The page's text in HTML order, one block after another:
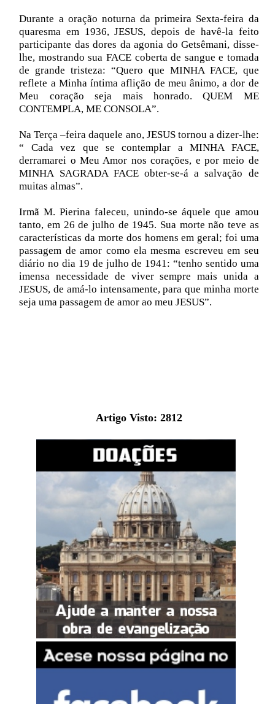
Durante a oração noturna da primeira Sexta-feira da
quaresma em 1936, JESUS, depois de havê-la feito
participante das dores da agonia do Getsêmani, disse-
lhe, mostrando sua FACE coberta de sangue e tomada
de grande tristeza: “Quero que MINHA FACE, que
reflete a Minha íntima aflição de meu ânimo, a dor de
Meu coração seja mais honrado. QUEM ME
CONTEMPLA, ME CONSOLA”.
Na Terça –feira daquele ano, JESUS tornou a dizer-lhe:
“ Cada vez que se contemplar a MINHA FACE,
derramarei o Meu Amor nos corações, e por meio de
MINHA SAGRADA FACE obter-se-á a salvação de
muitas almas”.
Irmã M. Pierina faleceu, unindo-se áquele que amou
tanto, em 26 de julho de 1945. Sua morte não teve as
características da morte dos homens em geral; foi uma
passagem de amor como ela mesma escreveu em seu
diário no dia 19 de julho de 1941: “tenho sentido uma
imensa necessidade de viver sempre mais unida a
JESUS, de amá-lo intensamente, para que minha morte
seja uma passagem de amor ao meu JESUS”.
Artigo Visto: 2812